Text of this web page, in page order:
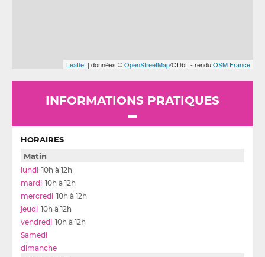
Leaflet | données ©OpenStreetMap/ODbL - renduOSM France
INFORMATIONS PRATIQUES
HORAIRES
Matin
10h à 12h
10h à 12h
10h à 12h
10h à 12h
10h à 12h